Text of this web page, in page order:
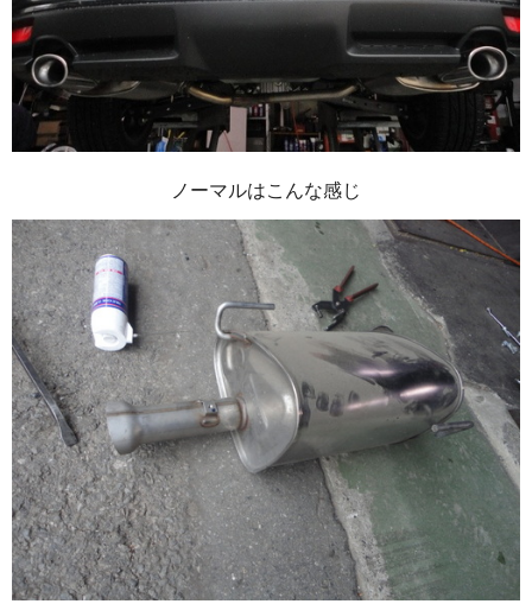
ノーマルはこんな感じ